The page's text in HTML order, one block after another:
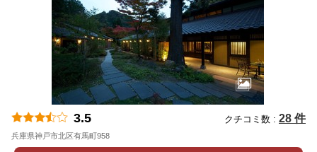
3.5 クチコミ数 : 28 件
兵庫県神戸市北区有馬町958